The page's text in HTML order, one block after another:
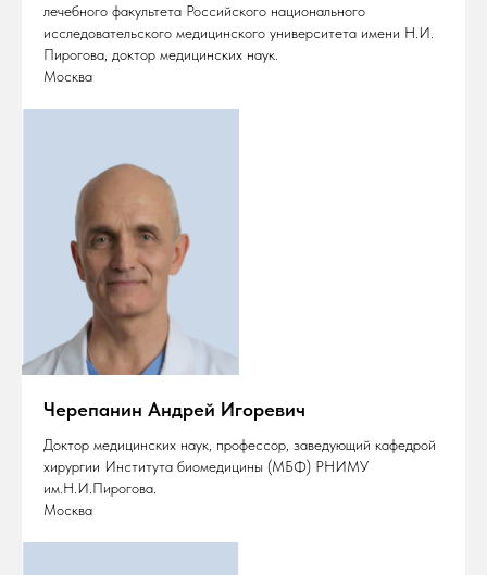
лечебного факультета Российского национального
исследовательского медицинского университета имени Н.И.
Пирогова, доктор медицинских наук.
Москва
Черепанин Андрей Игоревич
Доктор медицинских наук, профессор, заведующий кафедрой
хирургии Института биомедицины (МБФ) РНИМУ
им.Н.И.Пирогова.
Москва